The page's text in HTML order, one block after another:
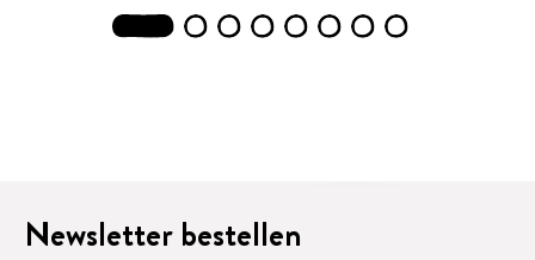
1 2 3 4 5 6 7 8
Newsletter bestellen